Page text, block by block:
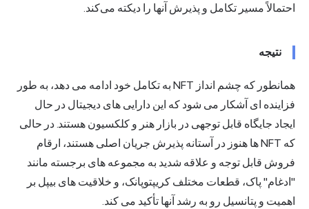
احتمالاً مسیر تکامل و پذیرش آنها را دیکته می‌کند.
نتیجه
همانطور که چشم انداز NFT به تکامل خود ادامه می دهد، به طور
فزاینده ای آشکار می شود که این دارایی های دیجیتال در حال
ایجاد جایگاه قابل توجهی در بازار هنر و کلکسیون هستند. در حالی
که NFT ها هنوز در آستانه پذیرش جریان اصلی هستند، ارقام
فروش قابل توجه و علاقه شدید به مجموعه های برجسته مانند
"ادغام" پاک، قطعات مختلف کریپتوپانک، و خلاقیت های بیپل بر
اهمیت و پتانسیل رو به رشد آنها تأکید می کند.